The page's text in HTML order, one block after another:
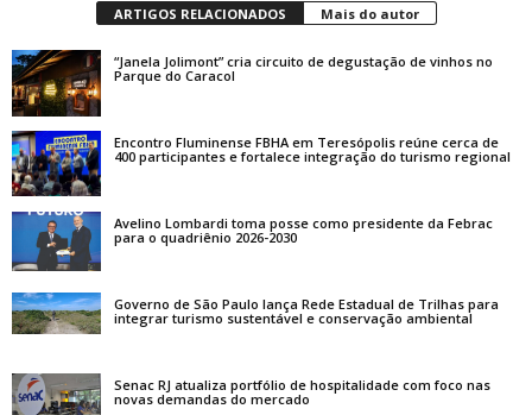
ARTIGOS RELACIONADOS Mais do autor
“Janela Jolimont” cria circuito de degustação de vinhos no
Parque do Caracol
Encontro Fluminense FBHA em Teresópolis reúne cerca de
400 participantes e fortalece integração do turismo regional
Avelino Lombardi toma posse como presidente da Febrac
para o quadriênio 2026-2030
Governo de São Paulo lança Rede Estadual de Trilhas para
integrar turismo sustentável e conservação ambiental
Senac RJ atualiza portfólio de hospitalidade com foco nas
novas demandas do mercado